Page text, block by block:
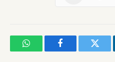
WhatsAppFacebook